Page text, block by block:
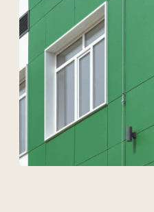
ТОО Техновид
Плюс
Мәзір
Технологиялар және материалдар
Қызметтер
Жобалар
Шешімдер
Біз туралы
Вакансиялар
Байланыс деректері